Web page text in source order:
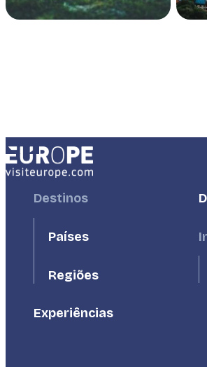
FooterDestinos
Países
Regiões
Experiências